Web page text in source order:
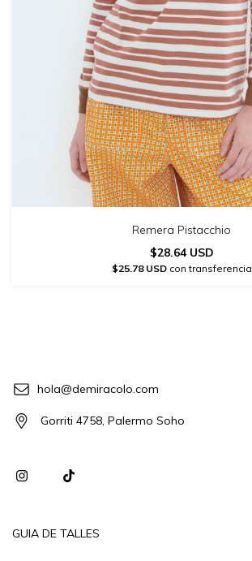
Remera Pistacchio
$28.64 USD
$25.78 USDcon transferencia
hola@demiracolo.com
Gorriti 4758, Palermo Soho
GUIA DE TALLES